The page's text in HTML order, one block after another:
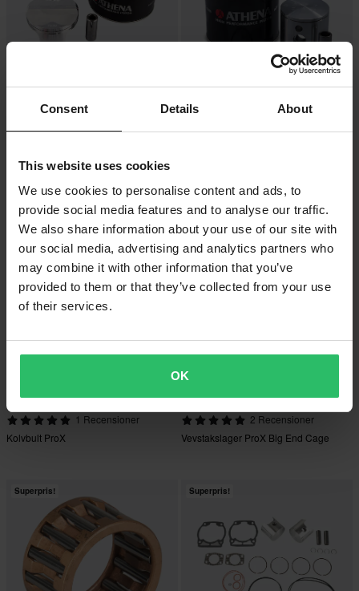
Consent Details About
This website uses cookies
We use cookies to personalise content and ads, to
provide social media features and to analyse our traffic.
We also share information about your use of our site with
our social media, advertising and analytics partners who
may combine it with other information that you’ve
provided to them or that they’ve collected from your use
of their services.
OK
1 709 kr -15%
Kolv Kit Athena 4T Big
Bore/Standard
Från
Superpris!
99 kr
1 Recensioner
Kolvbult ProX
Superpris!
399 kr
2 Recensioner
Vevstakslager ProX Big End Cage
Superpris! Superpris!